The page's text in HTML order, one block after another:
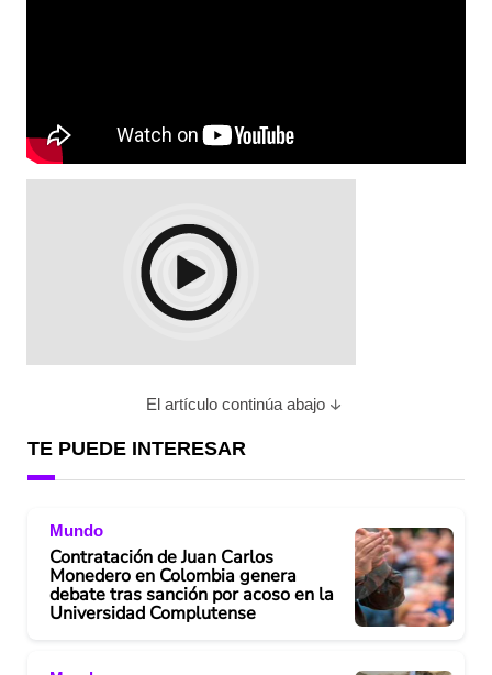
El artículo continúa abajo
TE PUEDE INTERESAR
Mundo
Contratación de Juan Carlos
Monedero en Colombia genera
debate tras sanción por acoso en la
Universidad Complutense